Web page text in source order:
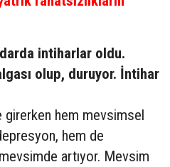
intiharlar oldu.
olup, duruyor. İntihar
girerken hem mevsimsel
hem de
artıyor. Mevsim